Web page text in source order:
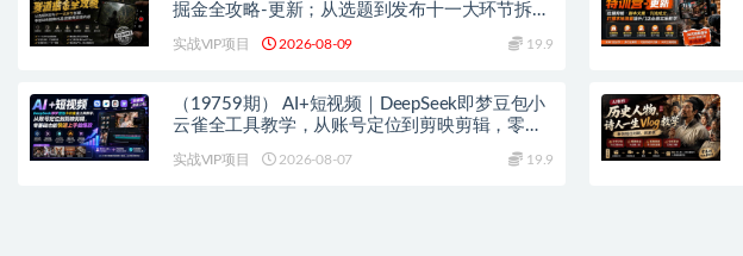
掘金全攻略-更新；从选题到发布十一大环节拆
实战VIP项目 2026-08-09 19.9
（19759期） AI+短视频｜DeepSeek即梦豆包小
云雀全工具教学，从账号定位到剪映剪辑，零基
实战VIP项目 2026-08-07 19.9